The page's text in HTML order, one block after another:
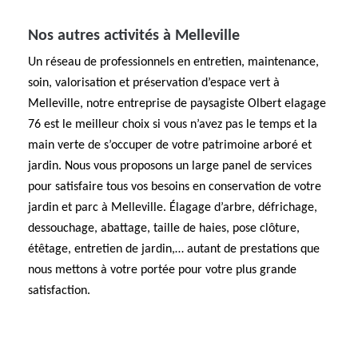
Nos autres activités à Melleville
Un réseau de professionnels en entretien, maintenance,
soin, valorisation et préservation d’espace vert à
Melleville, notre entreprise de paysagiste Olbert elagage
76 est le meilleur choix si vous n’avez pas le temps et la
main verte de s’occuper de votre patrimoine arboré et
jardin. Nous vous proposons un large panel de services
pour satisfaire tous vos besoins en conservation de votre
jardin et parc à Melleville. Élagage d’arbre, défrichage,
dessouchage, abattage, taille de haies, pose clôture,
étêtage, entretien de jardin,… autant de prestations que
nous mettons à votre portée pour votre plus grande
satisfaction.